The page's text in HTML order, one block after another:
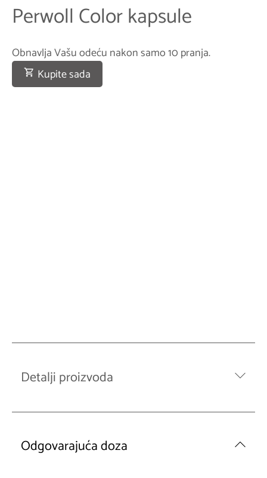
Perwoll Color kapsule
Obnavlja Vašu odeću nakon samo 10 pranja.
Kupite sada
Detalji proizvoda
Odgovarajuća doza